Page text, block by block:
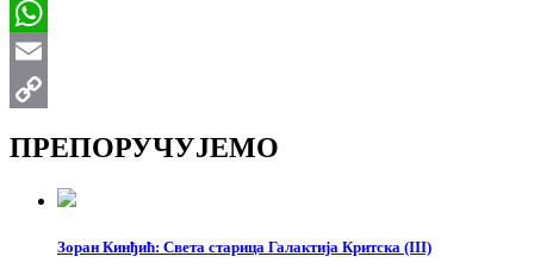
Viber
WhatsApp
Email
ПРЕПОРУЧУЈЕМО
Зоран Кинђић: Света старица Галактија Критска (III)